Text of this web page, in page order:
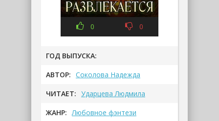
0 0
ГОД ВЫПУСКА:
АВТОР: Соколова Надежда
ЧИТАЕТ: Ударцева Людмила
ЖАНР: Любовное фэнтези